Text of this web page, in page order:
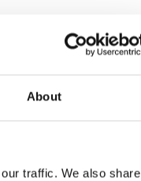
About
traffic. We also share